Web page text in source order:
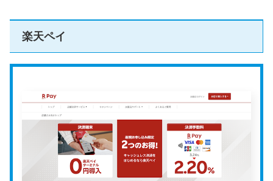
年間キャッシュレス決済額が3,000万円以下であればVi
sa・Mastercardの決済手数料が2.5％になるため、小
規模な事業を展開している事業者にもおすすめです。
＼無料アカウント作成ですぐに始められる／
公式HPはこちら
Square POSレジについては、こちらの記
対応決済手段
電子マネー：iD、交通系ICなど
入金サイクル
（三井住友銀行・三菱UFJ銀行・みずほ銀
運営会社 株式会社リクルート
スクロールできます
楽天ペイ